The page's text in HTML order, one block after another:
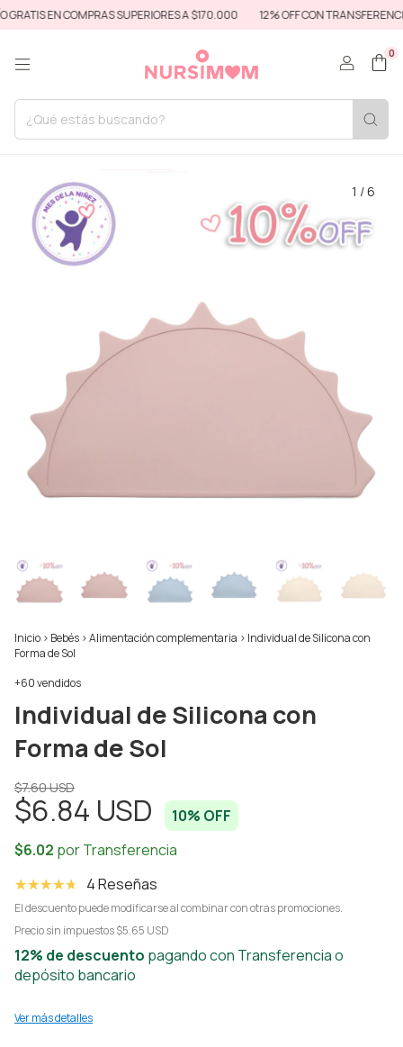
EN COMPRAS SUPERIORES A $170.000 12% OFF CON
0
1 /6
Inicio > Bebés >Alimentación complementaria > Individual de Silicona con
Forma de Sol
+60 vendidos
Individual de Silicona con
Forma de Sol
$7.60 USD
$6.84 USD 10% OFF
4 Reseñas
El descuento puede modificarse al combinar con otras promociones.
Precio sin impuestos$5.65 USD
12% de descuento pagando con Transferencia o
depósito bancario
Ver más detalles